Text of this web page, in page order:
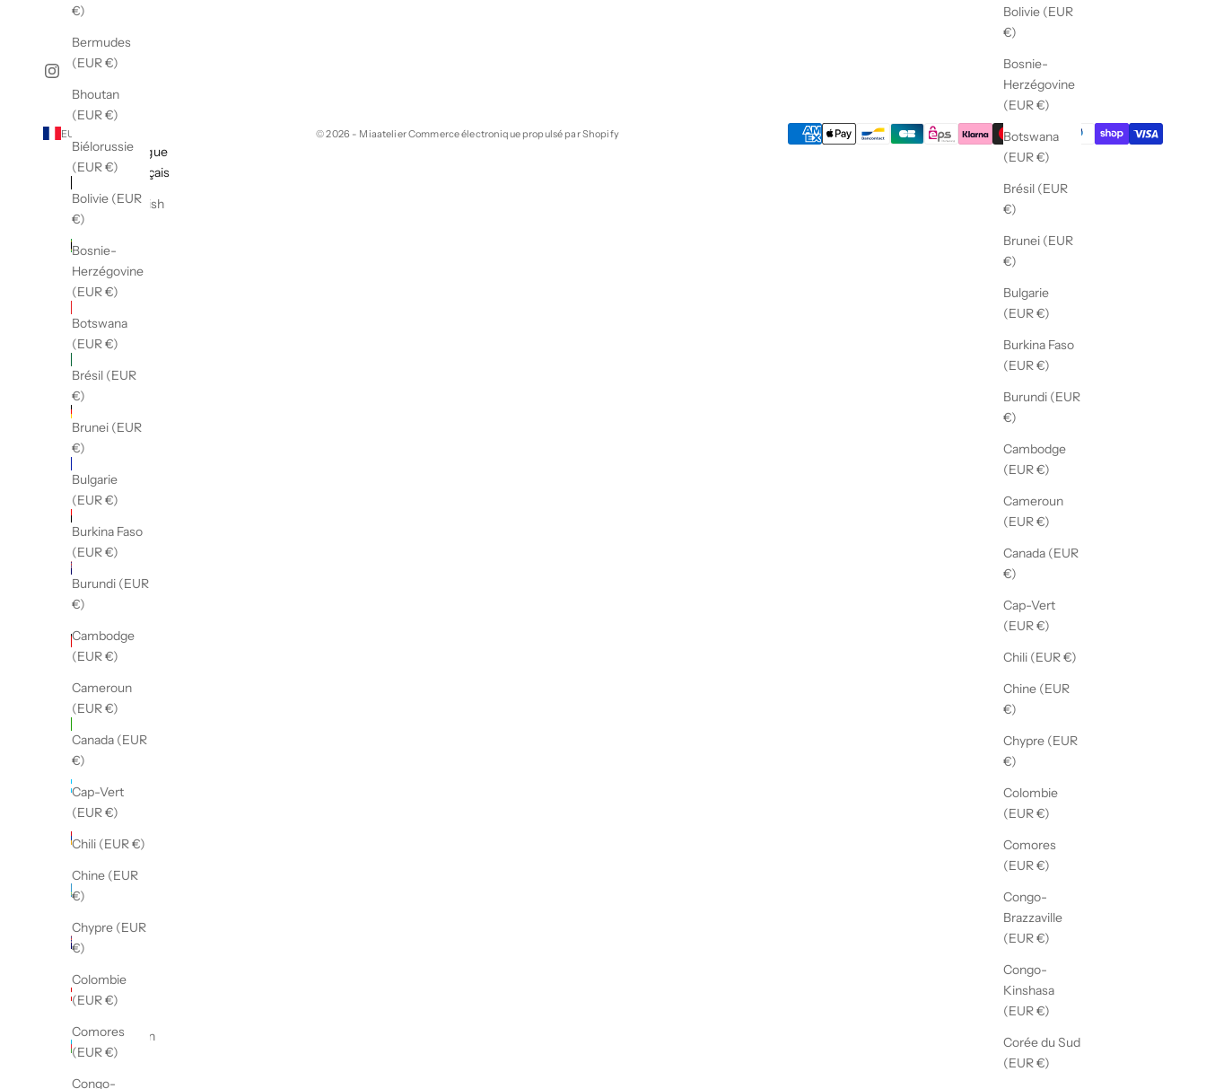
Bolivie (EUR
€)
Bosnie-
Herzégovine
(EUR €)
Botswana
(EUR €)
Brésil (EUR
€)
Brunei (EUR
€)
Bulgarie
(EUR €)
Burkina Faso
(EUR €)
Burundi (EUR
€)
Cambodge
(EUR €)
Cameroun
(EUR €)
Canada (EUR
€)
Cap-Vert
(EUR €)
Chili (EUR €)
Chine (EUR
€)
Chypre (EUR
€)
Colombie
(EUR €)
Comores
(EUR €)
Congo-
Brazzaville
(EUR €)
Congo-
Kinshasa
(EUR €)
Corée du Sud
(EUR €)
€)
Bermudes
(EUR €)
Bhoutan
(EUR €)
Biélorussie
(EUR €)
Bolivie (EUR
€)
Bosnie-
Herzégovine
(EUR €)
Botswana
(EUR €)
Brésil (EUR
€)
Brunei (EUR
€)
Bulgarie
(EUR €)
Burkina Faso
(EUR €)
Burundi (EUR
€)
Cambodge
(EUR €)
Cameroun
(EUR €)
Canada (EUR
€)
Cap-Vert
(EUR €)
Chili (EUR €)
Chine (EUR
€)
Chypre (EUR
€)
Colombie
(EUR €)
Comores
(EUR €)
Congo-
EUR €
Pays
Afghanistan
(EUR €)
Sud (EUR
€)
Albanie
(EUR €)
Algérie
(EUR €)
(EUR €)
(EUR €)
Angola
(EUR €)
Anguilla
(EUR €)
et-
Barbuda
Arabie
(EUR €)
(EUR €)
(EUR €)
Aruba
Australie
Autriche
(EUR €)
Azerbaïdjan
(EUR €)
Langue
Français
English
© 2026 - MiaatelierCommerce électronique propulsé par Shopify